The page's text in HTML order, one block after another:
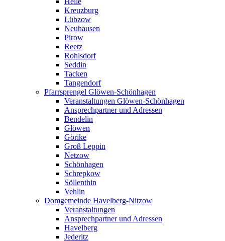
Kreuzburg
Lübzow
Neuhausen
Pirow
Reetz
Rohlsdorf
Seddin
Tacken
Tangendorf
Pfarrsprengel Glöwen-Schönhagen
Veranstaltungen Glöwen-Schönhagen
Ansprechpartner und Adressen
Bendelin
Glöwen
Görike
Groß Leppin
Netzow
Schönhagen
Schrepkow
Söllenthin
Vehlin
Domgemeinde Havelberg-Nitzow
Veranstaltungen
Ansprechpartner und Adressen
Havelberg
Jederitz